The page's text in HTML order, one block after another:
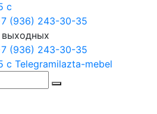
с
(936) 243-30-35
выходных
(936) 243-30-35
с Telegramilazta-mebel